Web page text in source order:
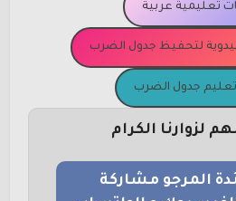
لتحفيظ جدول الضرب
جدول الضرب
المرجو مشاركة
و الواتساب